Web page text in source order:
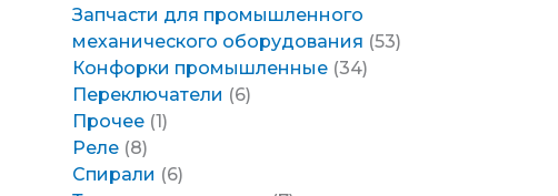
Запчасти для промышленного
механического оборудования 53
Конфорки промышленные 34
Переключатели 6
Прочее 1
Реле 8
Спирали 6